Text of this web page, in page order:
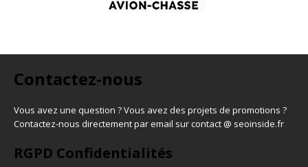
Contactez-nous
Vous avez une question ? Vous avez des projets de promotions ?
Contactez-nous directement par email sur contact @ seoinside.fr
RGPD Confidentialités